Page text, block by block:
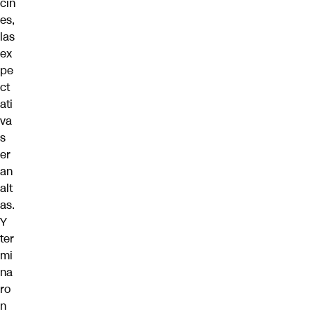
es,
las
ex
pe
ct
ati
va
s
er
an
alt
as.
Y
ter
mi
na
ro
n